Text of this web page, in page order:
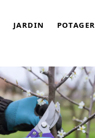
JARDIN POTAGER